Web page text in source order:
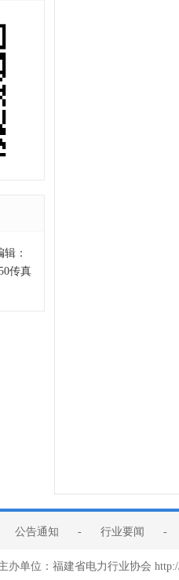
：
传真
公告通知 - 行业要闻 -
办单位：福建省电力行业协会